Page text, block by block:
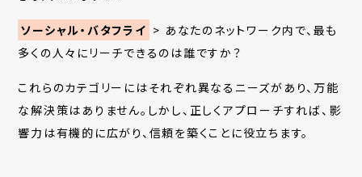
ソーシャル・バタフライ > あなたのネットワーク内で、最も
多くの人々にリーチできるのは誰ですか？
これらのカテゴリーにはそれぞれ異なるニーズがあり、万能
な解決策はありません。しかし、正しくアプローチすれば、影
響力は有機的に広がり、信頼を築くことに役立ちます。